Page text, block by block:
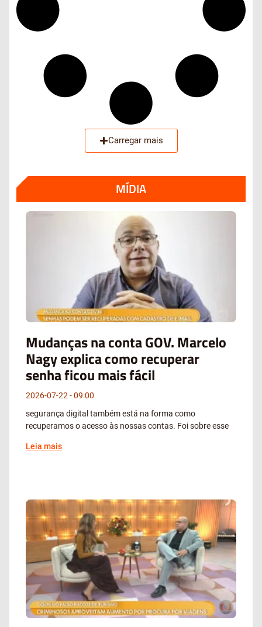
Carregar mais
MÍDIA
Mudanças na conta GOV. Marcelo
Nagy explica como recuperar
senha ficou mais fácil
2026-07-22
09:00
segurança digital também está na forma como
recuperamos o acesso às nossas contas. Foi sobre esse
Leia mais